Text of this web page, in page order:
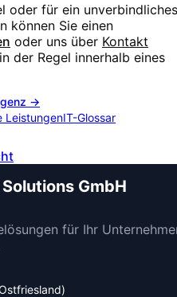
oder für ein unverbindliches
können Sie einen
oder uns über Kontakt
der Regel innerhalb eines
→
LeistungenIT-Glossar
GmbH
für Ihr